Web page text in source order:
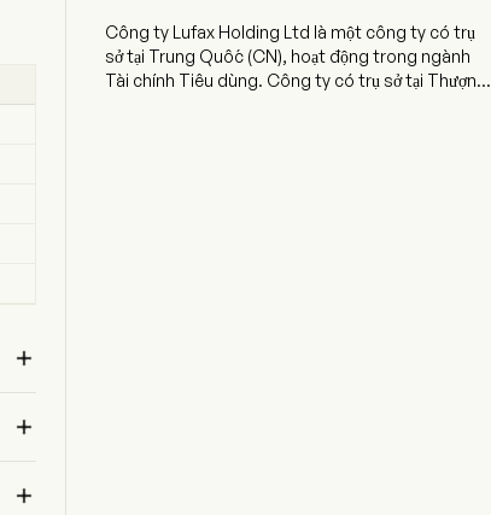



Công ty Lufax Holding Ltd là một công ty có trụ
sở tại Trung Quốc (CN), hoạt động trong ngành
Tài chính Tiêu dùng. Công ty có trụ sở tại Thượng